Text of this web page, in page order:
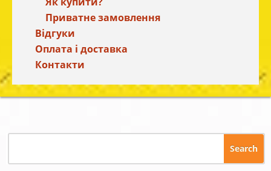
Приватне замовлення
Відгуки
Оплата і доставка
Контакти